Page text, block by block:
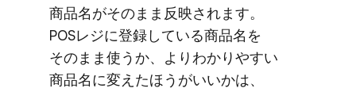
商品名が​そのまま​反映されます。​
POSレジに​登録している​商品名を​
そのまま​使うか、​より​わかりやすい​
商品名に​変えた​ほうが​いいかは、​